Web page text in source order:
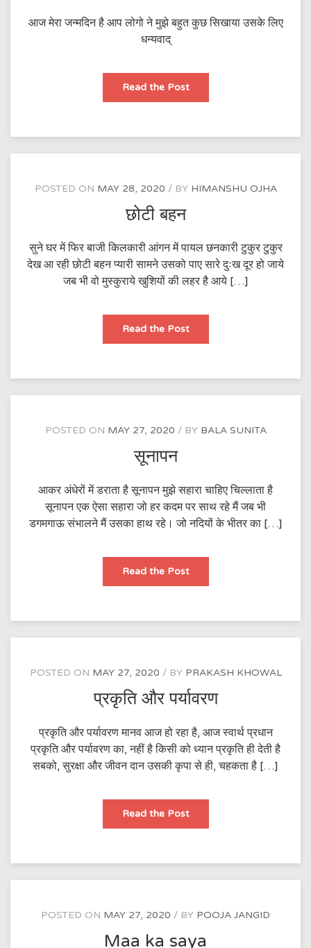
आज मेरा जन्मदिन है आप लोगो ने मुझे बहुत कुछ सिखाया उसके लिए
धन्यवाद्
Read the Postजन्मदिन
POSTED ON MAY 28, 2020 BY HIMANSHU OJHA
छोटी बहन
सुने घर में फिर बाजी किलकारी आंगन में पायल छनकारी टुकुर टुकुर
देख आ रही छोटी बहन प्यारी सामने उसको पाए सारे दुःख दूर हो जाये
जब भी वो मुस्कुराये खुशियों की लहर है आये […]
Read the Postछोटी
POSTED ON MAY 27, 2020 BY BALA SUNITA
सूनापन
आकर अंधेरों में डराता है सूनापन मुझे सहारा चाहिए चिल्लाता है
सूनापन एक ऐसा सहारा जो हर कदम पर साथ रहे मैं जब भी
डगमगाऊ संभालने मैं उसका हाथ रहे। जो नदियों के भीतर का […]
Read the Postसूनापन
POSTED ON MAY 27, 2020 BY PRAKASH KHOWAL
प्रकृति और पर्यावरण
प्रकृति और पर्यावरण मानव आज हो रहा है, आज स्वार्थ प्रधान
प्रकृति और पर्यावरण का, नहीं है किसी को ध्यान प्रकृति ही देती है
सबको, सुरक्षा और जीवन दान उसकी कृपा से ही, चहकता है […]
Read the Postप्रकृति
पर्यावरण
POSTED ON MAY 27, 2020 BY POOJA JANGID
Maa ka saya